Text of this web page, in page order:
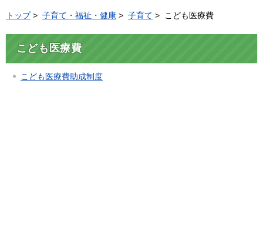
トップ> 子育て・福祉・健康 > 子育て > こども医療費
こども医療費
こども医療費助成制度